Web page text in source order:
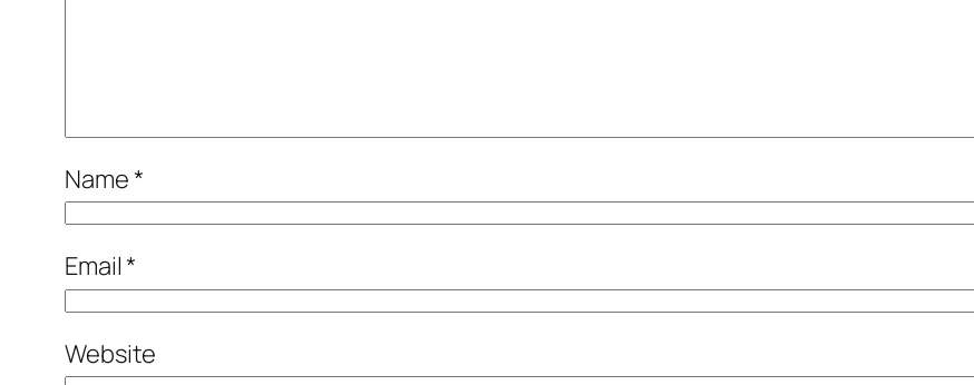
Name*
Email*
Website